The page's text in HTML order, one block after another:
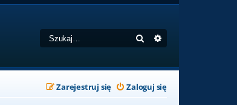
Szukaj
Zaloguj się
Zarejestruj się